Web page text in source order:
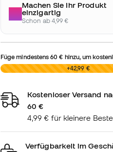
Machen Sie Ihr Produkt
einzigartig
Schon ab 4,99 €
Füge mindestens60 € hinzu, um
0,00 € +42,99 €
Kostenloser Versand
60 €
4,99 € für kleinere
Verfügbarkeit im